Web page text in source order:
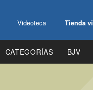
Videoteca Tienda
CATEGORÍAS BJV